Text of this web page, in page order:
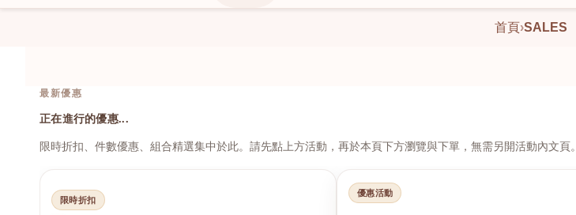
首頁›SALES
最新優惠
正在進行的優惠...
限時折扣、件數優惠、組合精選集中於此。請先點上方活動，再於本頁下方瀏覽與下單，無需另開活動內文頁。
限時折扣
優惠活動